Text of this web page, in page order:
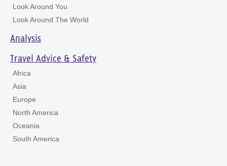
Look Around You
Look Around The World
Analysis
Travel Advice & Safety
Africa
Asia
Europe
North America
Oceania
South America